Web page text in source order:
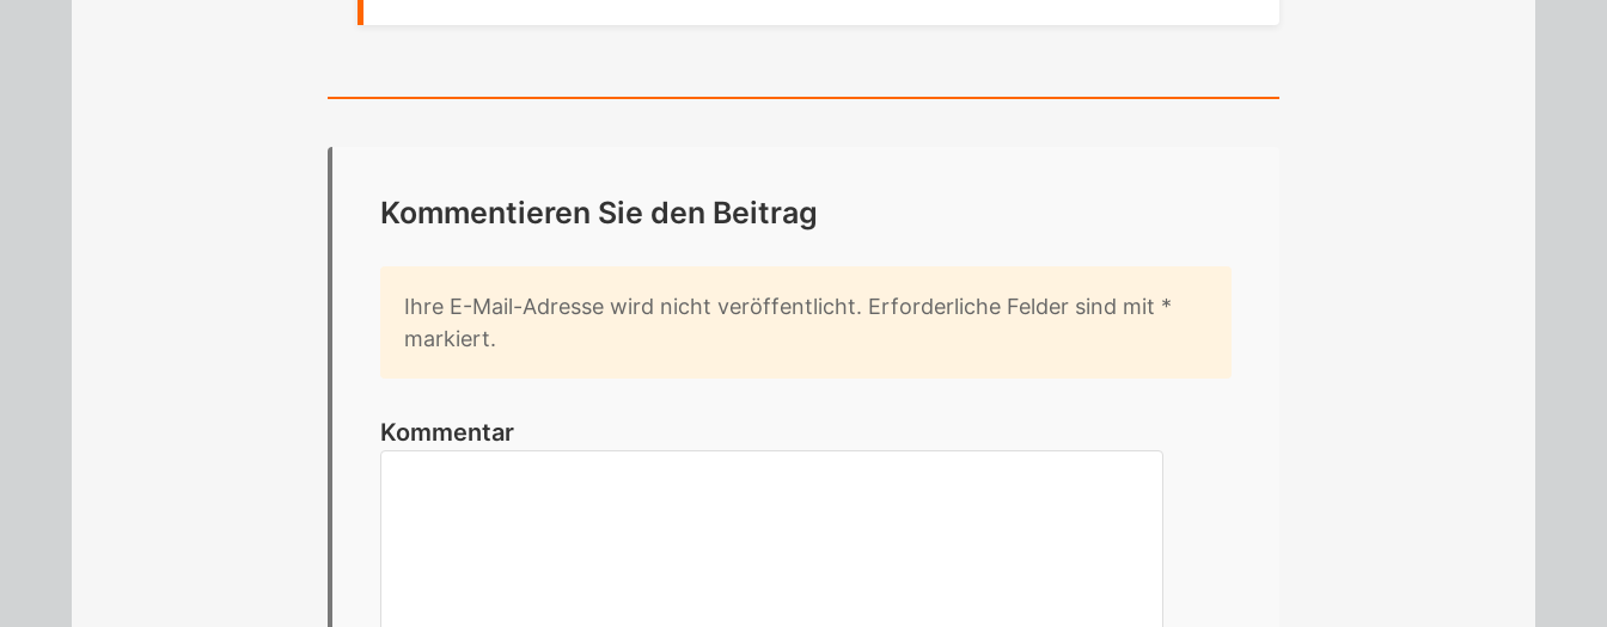
Kom­men­tie­ren Sie den Bei­trag
Ihre E-Mail-Adres­se wird nicht ver­öf­fent­licht. Er­for­der­li­che Fel­der sind mit *
mar­kiert.
Kommentar